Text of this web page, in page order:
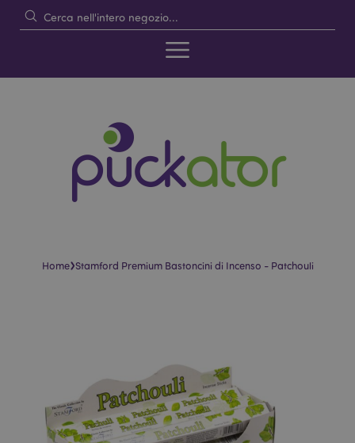
Home›Stamford Premium Bastoncini di Incenso - Patchouli